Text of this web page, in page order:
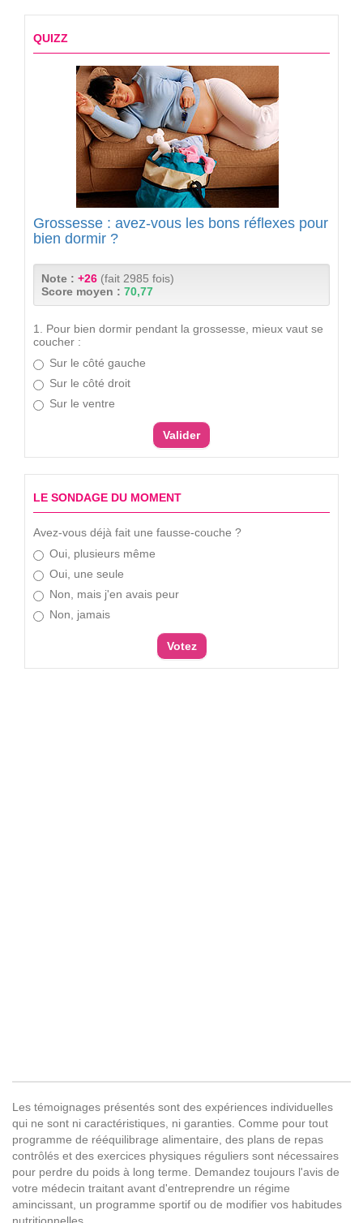
QUIZZ
Grossesse : avez-vous les bons réflexes pour
bien dormir ?
Note : +26 (fait 2985 fois)
Score moyen : 70,77
1. Pour bien dormir pendant la grossesse, mieux vaut se
coucher :
Sur le côté gauche
Sur le côté droit
Sur le ventre
LE SONDAGE DU MOMENT
Avez-vous déjà fait une fausse-couche ?
Oui, plusieurs même
Oui, une seule
Non, mais j'en avais peur
Non, jamais
Les témoignages présentés sont des expériences individuelles
qui ne sont ni caractéristiques, ni garanties. Comme pour tout
programme de rééquilibrage alimentaire, des plans de repas
contrôlés et des exercices physiques réguliers sont nécessaires
pour perdre du poids à long terme. Demandez toujours l'avis de
votre médecin traitant avant d'entreprendre un régime
amincissant, un programme sportif ou de modifier vos habitudes
nutritionnelles.